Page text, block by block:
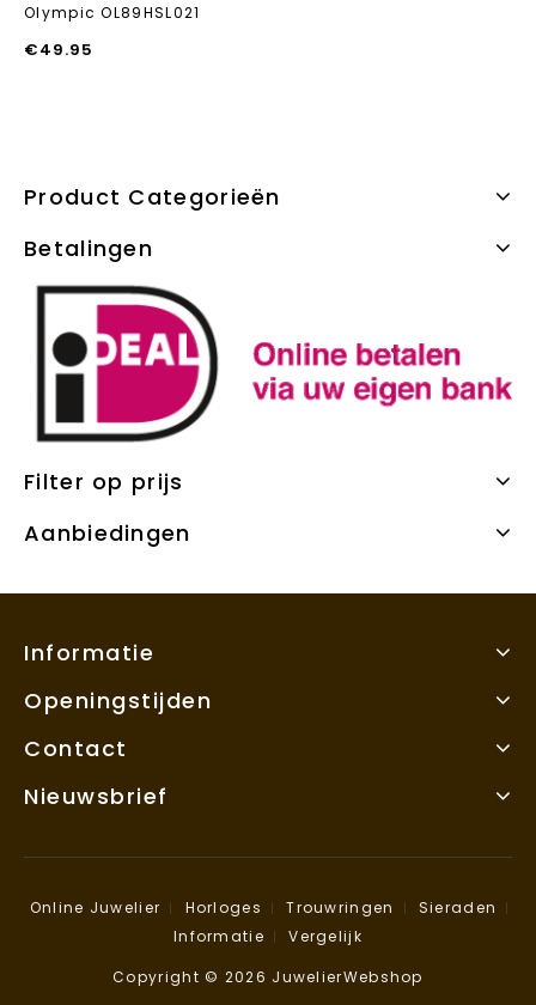
Olympic OL89HSL021
€49.95
Product Categorieën
Betalingen
Filter op prijs
Aanbiedingen
Informatie
Openingstijden
Contact
Nieuwsbrief
Online Juwelier Horloges Trouwringen
Sieraden
Informatie
Vergelijk
Copyright © 2026 JuwelierWebshop